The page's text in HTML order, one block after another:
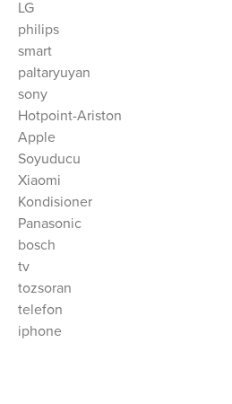
LG
philips
smart
paltaryuyan
sony
Hotpoint-Ariston
Apple
Soyuducu
Xiaomi
Kondisioner
Panasonic
bosch
tv
tozsoran
telefon
iphone